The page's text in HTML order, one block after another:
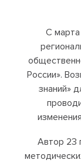
С марта
России».
знаний»
Автор 23